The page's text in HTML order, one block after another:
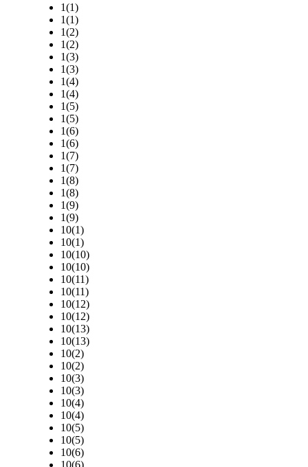
1(1)
1(1)
1(2)
1(2)
1(3)
1(3)
1(4)
1(4)
1(5)
1(5)
1(6)
1(6)
1(7)
1(7)
1(8)
1(8)
1(9)
1(9)
10(1)
10(1)
10(10)
10(10)
10(11)
10(11)
10(12)
10(12)
10(13)
10(13)
10(2)
10(2)
10(3)
10(3)
10(4)
10(4)
10(5)
10(5)
10(6)
10(6)